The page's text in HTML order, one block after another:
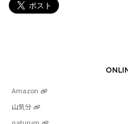
Amazon
山気分
naturum